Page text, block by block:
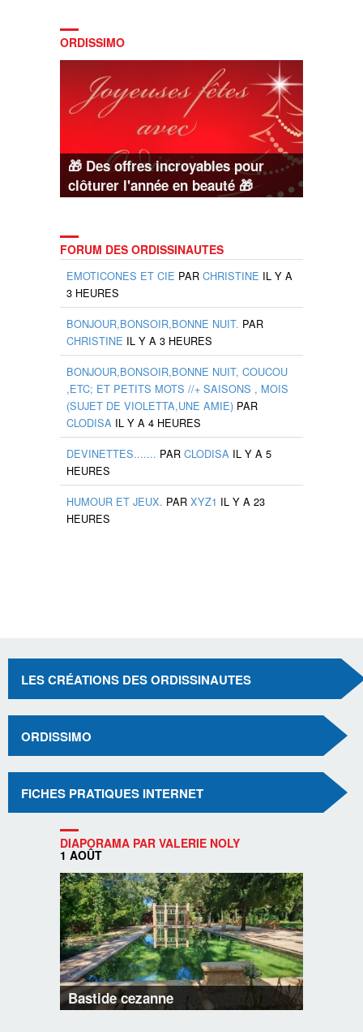
ORDISSIMO
🎁 Des offres incroyables pour
clôturer l'année en beauté 🎁
FORUM DES ORDISSINAUTES
EMOTICONES ET CIE PAR CHRISTINE IL Y A
3 HEURES
BONJOUR,BONSOIR,BONNE NUIT. PAR
CHRISTINE IL Y A 3 HEURES
BONJOUR,BONSOIR,BONNE NUIT, COUCOU
,ETC; ET PETITS MOTS //+ SAISONS , MOIS
(SUJET DE VIOLETTA,UNE AMIE) PAR
CLODISA IL Y A 4 HEURES
DEVINETTES....... PAR CLODISA IL Y A 5
HEURES
HUMOUR ET JEUX. PAR XYZ1 IL Y A 23
HEURES
LES CRÉATIONS DES ORDISSINAUTES
ORDISSIMO
FICHES PRATIQUES INTERNET
DIAPORAMA PAR VALERIE NOLY
1 AOÛT
Bastide cezanne